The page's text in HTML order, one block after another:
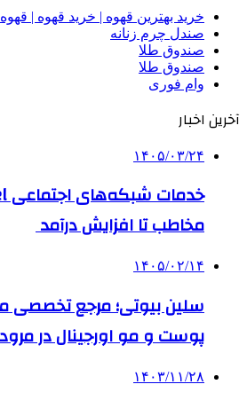
خرید بهترین قهوه | خرید قهوه |
صندل چرم زنانه
صندوق طلا
صندوق طلا
وام فوری
آخرین اخبار
۱۴۰۵/۰۳/۲۴
مخاطب تا افزایش درآمد
۱۴۰۵/۰۲/۱۴
سلین بیوتی؛ مرجع تخصصی
پوست و مو اورجینال در
۱۴۰۳/۱۱/۲۸